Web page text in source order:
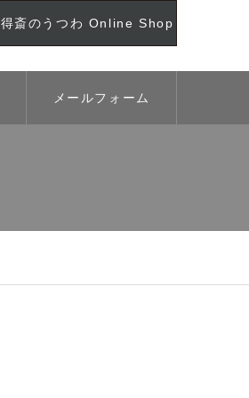
得斎のうつわ Online Shop
メールフォーム